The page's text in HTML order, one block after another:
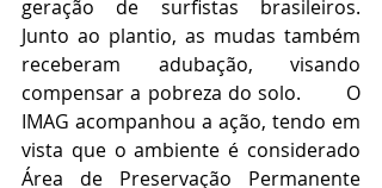
geração de surfistas brasileiros.
Junto ao plantio, as mudas também
receberam adubação, visando
compensar a pobreza do solo.       O
IMAG acompanhou a ação, tendo em
vista que o ambiente é considerado
Área de Preservação Permanente